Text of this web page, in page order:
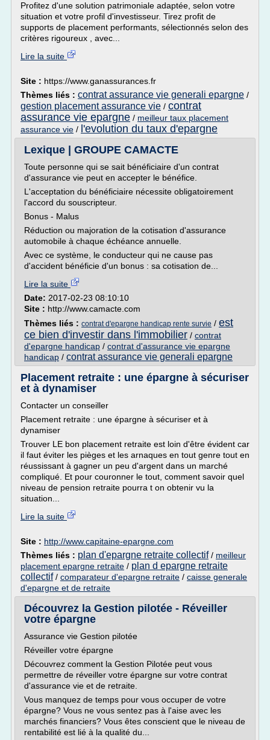
Profitez d'une solution patrimoniale adaptée, selon votre
situation et votre profil d'investisseur. Tirez profit de
supports de placement performants, sélectionnés selon des
critères rigoureux , avec...
Lire la suite
Site : https://www.ganassurances.fr
Thèmes liés : contrat assurance vie generali epargne /
gestion placement assurance vie / contrat
assurance vie epargne / meilleur taux placement
assurance vie / l'evolution du taux d'epargne
Lexique | GROUPE CAMACTE
Toute personne qui se sait bénéficiaire d'un contrat
d'assurance vie peut en accepter le bénéfice.
L'acceptation du bénéficiaire nécessite obligatoirement
l'accord du souscripteur.
Bonus - Malus
Réduction ou majoration de la cotisation d'assurance
automobile à chaque échéance annuelle.
Avec ce système, le conducteur qui ne cause pas
d'accident bénéficie d'un bonus : sa cotisation de...
Lire la suite
Date: 2017-02-23 08:10:10
Site : http://www.camacte.com
Thèmes liés : contrat d'epargne handicap rente survie / est
ce bien d'investir dans l'immobilier / contrat
d'epargne handicap / contrat d'assurance vie epargne
handicap / contrat assurance vie generali epargne
Placement retraite : une épargne à sécuriser
et à dynamiser
Contacter un conseiller
Placement retraite : une épargne à sécuriser et à
dynamiser
Trouver LE bon placement retraite est loin d'être évident car
il faut éviter les pièges et les arnaques en tout genre tout en
réussissant à gagner un peu d'argent dans un marché
compliqué. Et pour couronner le tout, comment savoir quel
niveau de pension retraite pourra t on obtenir vu la
situation...
Lire la suite
Site : http://www.capitaine-epargne.com
Thèmes liés : plan d'epargne retraite collectif/ meilleur
placement epargne retraite / plan d epargne retraite
collectif/ comparateur d'epargne retraite / caisse generale
d'epargne et de retraite
Découvrez la Gestion pilotée - Réveiller
votre épargne
Assurance vie Gestion pilotée
Réveiller votre épargne
Découvrez comment la Gestion Pilotée peut vous
permettre de réveiller votre épargne sur votre contrat
d'assurance vie et de retraite.
Vous manquez de temps pour vous occuper de votre
épargne? Vous ne vous sentez pas à l'aise avec les
marchés financiers? Vous êtes conscient que le niveau de
rentabilité est lié à la qualité du...